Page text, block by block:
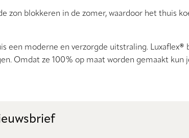
zon blokkeren in de zomer, waardoor het thuis
een moderne en verzorgde uitstraling. Luxaflex®
Omdat ze 100% op maat worden gemaakt kun